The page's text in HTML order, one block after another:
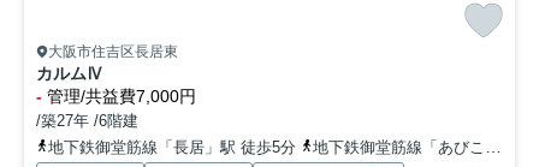
大阪市住吉区長居東
カルムⅣ
- 管理/共益費7,000円
/築27年 /6階建
地下鉄御堂筋線「長居」駅 徒歩5分
地下鉄御堂筋線「あびこ」駅 徒歩14分